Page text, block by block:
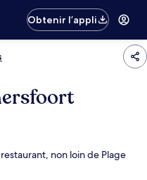
Obtenir l’appli
non loin de Plage